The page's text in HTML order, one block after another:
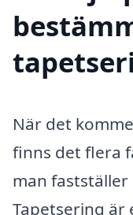
När det
finns det flera
man
Tapetsering är